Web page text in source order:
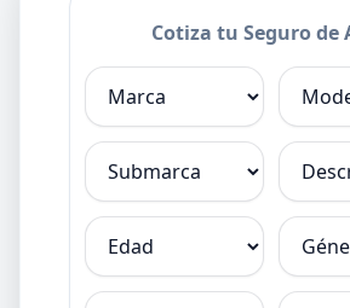
Cotiza tu Seguro de
Marca
Modelo
Submarca
Edad Género